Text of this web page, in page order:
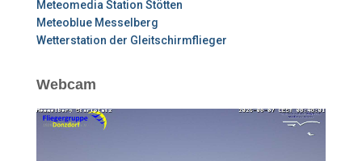
Meteomedia Station Stötten
Meteoblue Messelberg
Wetterstation der Gleitschirmflieger
Webcam